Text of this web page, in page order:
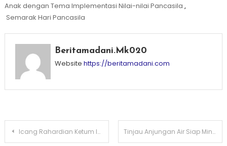
Anak dengan Tema Implementasi Nilai-nilai Pancasila ,
Semarak Hari Pancasila
Beritamadani.mk020
Website https://beritamadani.com
Post
Icang Rahardian Ketum IWO Indonesia, Raih Lima Sertifikat Keahlian Hukum dari ESAS Management Tinjau Anjungan Air Siap Minum Tugu Tirta, Komisi A DPRD Jawa Timur Sebut Layak Jadi Percontohan Daerah Lain